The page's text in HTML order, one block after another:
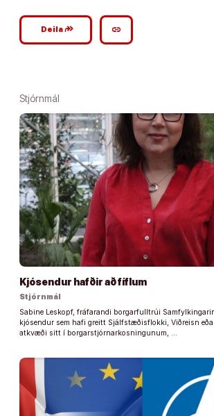
Deilagoogle_plus_reshare link
Stjórnmál
Kjósendur hafðir að fíflum
Stjórnmál
Sabine Leskopf, fráfarandi borgarfulltrúi
kjósendur sem hafi greitt Sjálfstæðisflokki, Viðreisn
atkvæði sitt í borgarstjórnarkosningunum, …